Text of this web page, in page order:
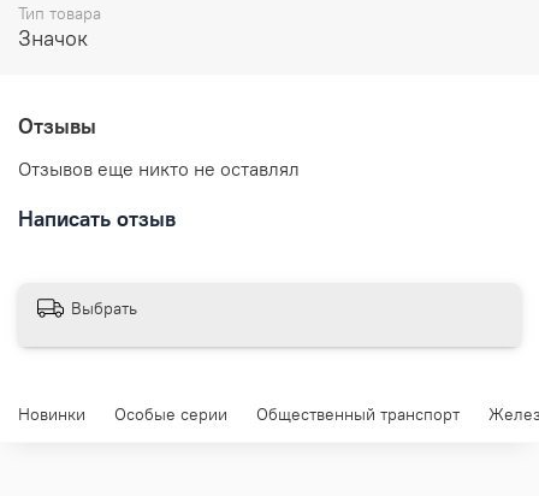
Тип товара
Значок
Отзывы
Отзывов еще никто не оставлял
Написать отзыв
Выбрать
Новинки Особые серии Общественный транспорт